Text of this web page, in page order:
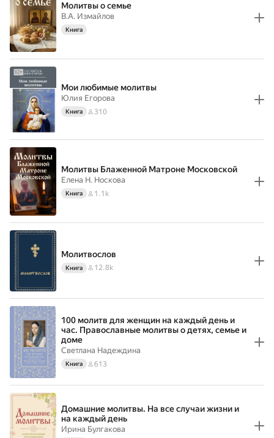
Молитвы о семье
В.А. Измайлов
Книга
Мои любимые молитвы
Юлия Егорова
Книга 310
Молитвы Блаженной Матроне Московской
Елена Н. Носкова
Книга 1.1k
Молитвослов
Книга 12.8k
100 молитв для женщин на каждый день и
час. Православные молитвы о детях, семье и
доме
Светлана Надеждина
Книга 613
Домашние молитвы. На все случаи жизни и
на каждый день
Ирина Булгакова